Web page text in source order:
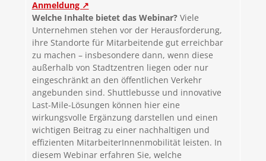
Anmeldung ↗
Welche Inhalte bietet das Webinar?Viele
Unternehmen stehen vor der Herausforderung,
ihre Standorte für Mitarbeitende gut erreichbar
zu machen – insbesondere dann, wenn diese
außerhalb von Stadtzentren liegen oder nur
eingeschränkt an den öffentlichen Verkehr
angebunden sind. Shuttlebusse und innovative
Last-Mile-Lösungen können hier eine
wirkungsvolle Ergänzung darstellen und einen
wichtigen Beitrag zu einer nachhaltigen und
effizienten MitarbeiterInnenmobilität leisten. In
diesem Webinar erfahren Sie, welche